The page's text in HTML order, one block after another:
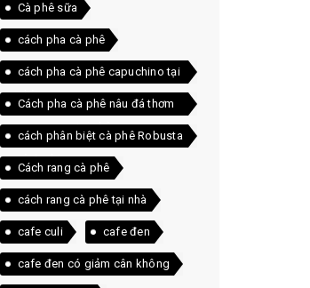
Cà phê sữa
cách pha cà phê
cách pha cà phê capuchino tại
nhà
Cách pha cà phê nâu đá thơm
ngon ngay tại nhà
cách phân biệt cà phê Robusta
và Arabica
Cách rang cà phê
cách rang cà phê tại nhà
cafe culi cafe đen
cafe đen có giảm cân không